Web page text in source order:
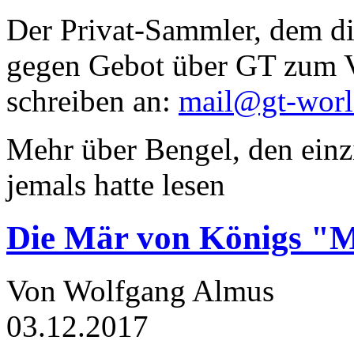
Der Privat-Sammler, dem
gegen Gebot über GT zum
schreiben an: mail@gt-
Mehr über Bengel, den
jemals hatte lesen
Die Mär von Königs
Von Wolfgang Almus
03.12.2017